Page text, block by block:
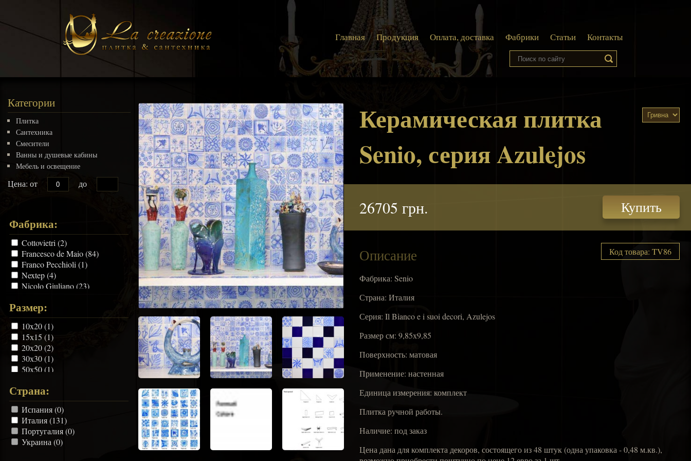
Главная Продукция Оплата, доставка Фабрики Статьи Контакты
Категории
Плитка
Сантехника
Смесители
Ванны и душевые кабины
Мебель и освещение
Цена: от до
Фабрика:
Cottovietri (2)
Francesco de Maio (84)
Franco Pecchioli (1)
Nextep (4)
Nicolo Giuliano (23)
Senio (16)
Размер:
10x20 (1)
15х15 (1)
20х20 (2)
30х30 (1)
50х50 (1)
60х60 (1)
Страна:
Испания (0)
Италия (131)
Португалия (0)
Украина (0)
Керамическая плитка
Senio, серия Azulejos
26705 грн. Купить
Описание Код товара: TV86
Фабрика: Senio
Страна: Италия
Серия: Il Bianco e i suoi decori, Azulejos
Размер см: 9,85х9,85
Поверхность: матовая
Применение: настенная
Единица измерения: комплект
Плитка ручной работы.
Наличие: под заказ
Цена дана для комплекта декоров, состоящего из 48 штук (одна упаковка - 0,48 м.кв.),